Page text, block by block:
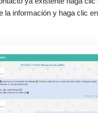
la información y haga clic